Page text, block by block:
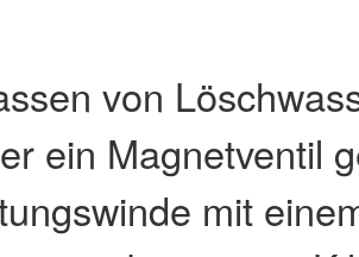
von
ein Magnetventil
mit